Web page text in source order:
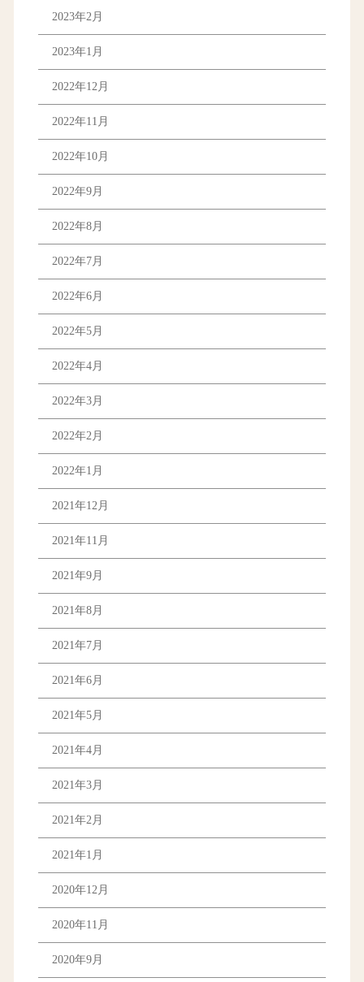
2023年2月
2023年1月
2022年12月
2022年11月
2022年10月
2022年9月
2022年8月
2022年7月
2022年6月
2022年5月
2022年4月
2022年3月
2022年2月
2022年1月
2021年12月
2021年11月
2021年9月
2021年8月
2021年7月
2021年6月
2021年5月
2021年4月
2021年3月
2021年2月
2021年1月
2020年12月
2020年11月
2020年9月